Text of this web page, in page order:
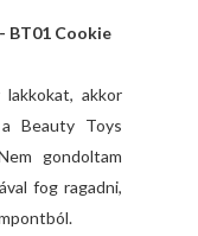
BT01 Cookie
akkor
Beauty Toys
gondoltam
fog ragadni,